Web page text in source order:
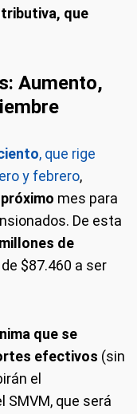
que
Aumento,
, que rige
y febrero,
mes para
De esta
de
$87.460 a ser
que se
efectivos (sin
el
SMVM, que será